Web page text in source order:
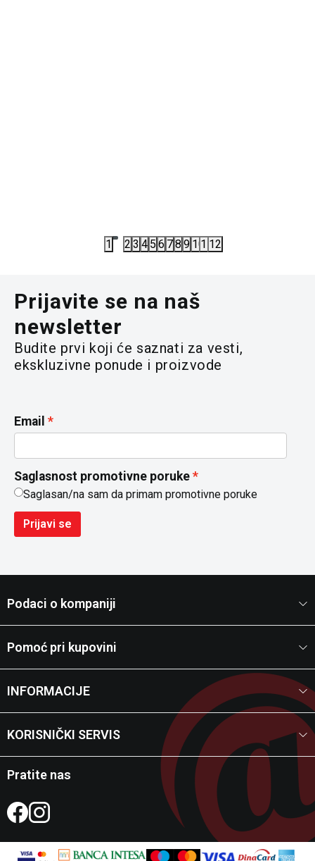
1 2 3 4 5 6 78 9 101112
Prijavite se na naš
newsletter
Budite prvi koji će saznati za vesti,
ekskluzivne ponude i proizvode
Email
Saglasnost promotivne poruke
Saglasan/na sam da primam promotivne poruke
Prijavi se
Podaci o kompaniji
Pomoć pri kupovini
INFORMACIJE
KORISNIČKI SERVIS
Pratite nas